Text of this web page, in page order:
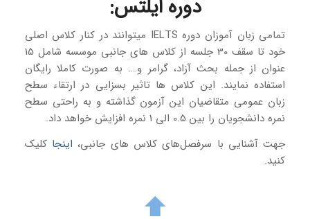
دوره ایلتس:
تمامی زبان آموزان دوره IELTS میتوانند در کنار کلاس اصلی
خود تا سقف 30 جلسه از کلاس های جانبی موسسه شامل 15
عنوان از جمله بحث آزاد، گرامر و…. به صورت کاملا رایگان
استفاده نمایند. این کلاس ها تاثیر بسزایی در ارتقاء سطح
زبان عمومی متقاضیان این آزمون گذاشته و به راحتی سطح
نمره دانشجویان را بین 0.5 الی 1 نمره افزایش خواهد داد.
جهت آشنایی با سرفصل‌های کلاس های جانبی، اینجاکلیک
کنید.